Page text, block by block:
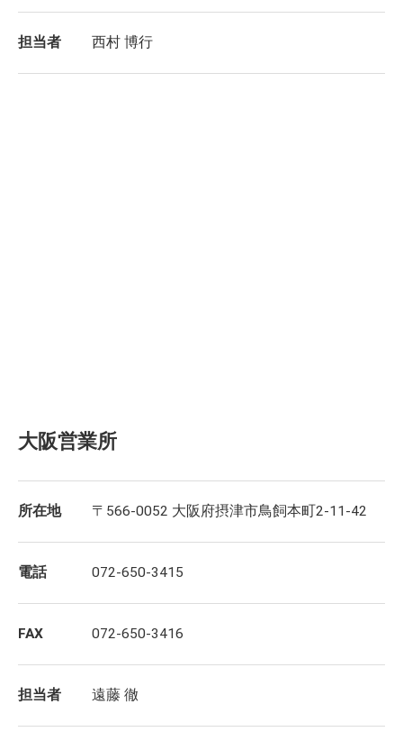
担当者 西村 博行
大阪営業所
所在地 〒566-0052 大阪府摂津市鳥飼本町2-11-42
電話 072-650-3415
FAX 072-650-3416
担当者 遠藤 徹